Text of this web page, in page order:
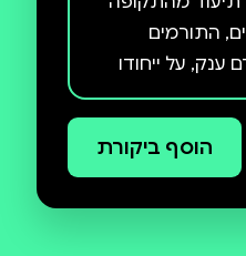
התורמים
ענק, על ייחודו
לחיי
ליחסיו עם
הוסף ביקורת